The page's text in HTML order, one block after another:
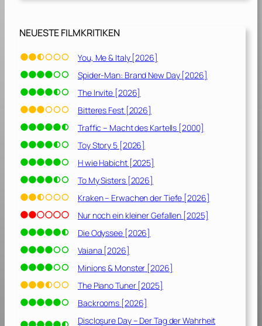
[
9
8
NEUESTE FILMKRITIKEN
You, Me & Italy [2026]
Spider-Man: Brand New Day [2026]
The Invite [2026]
Bitteres Fest [2026]
Traffic – Macht des Kartells [2000]
Toy Story 5 [2026]
H wie Habicht [2025]
To My Sisters [2026]
Kraken – Erwachen der Tiefe [2026]
Nur noch ein kleiner Gefallen [2025]
Die Odyssee [2026]
Vaiana [2026]
Minions & Monster [2026]
The Piano Tuner [2025]
Backrooms [2026]
Disclosure Day – Der Tag der Wahrheit